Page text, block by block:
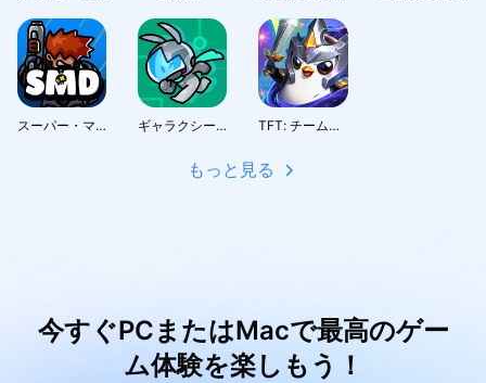
スーパー・マリーン・ディフェンス ギャラクシーガード TFT: チームファイト タクティクス
もっと見る
今すぐPCまたはMacで最高のゲー
ム体験を楽しもう！